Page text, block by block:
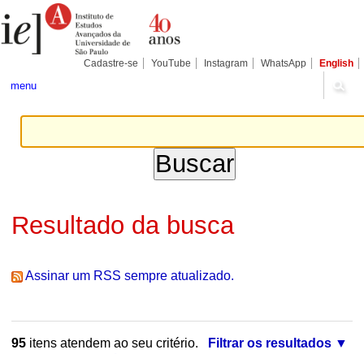
para
conteúdo.
Pessoais
Cadastre-se YouTube Instagram WhatsApp English
menu
Resultado da busca
Assinar um RSS sempre atualizado.
95itens atendem ao seu critério.
Filtrar os resultados